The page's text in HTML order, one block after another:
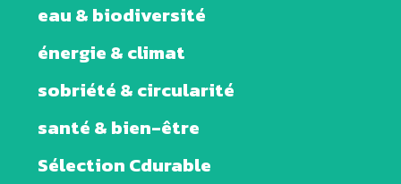
eau & biodiversité
énergie & climat
sobriété & circularité
santé & bien-être
Sélection Cdurable